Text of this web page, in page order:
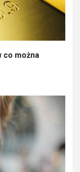
co można